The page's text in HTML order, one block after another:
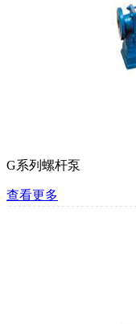
G系列螺杆泵
查看更多